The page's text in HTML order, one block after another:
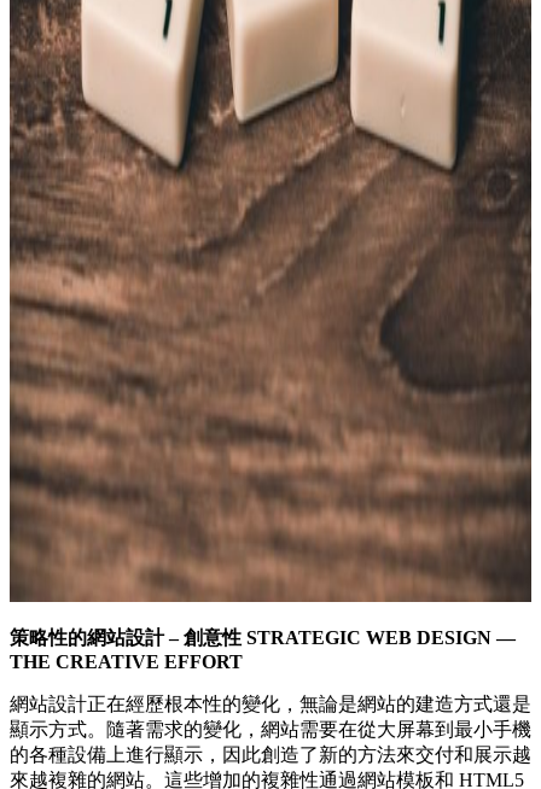
策略性的網站設計 – 創意性 STRATEGIC WEB DESIGN —
THE CREATIVE EFFORT
網站設計正在經歷根本性的變化，無論是網站的建造方式還是
顯示方式。隨著需求的變化，網站需要在從大屏幕到最小手機
的各種設備上進行顯示，因此創造了新的方法來交付和展示越
來越複雜的網站。這些增加的複雜性通過網站模板和 HTML5